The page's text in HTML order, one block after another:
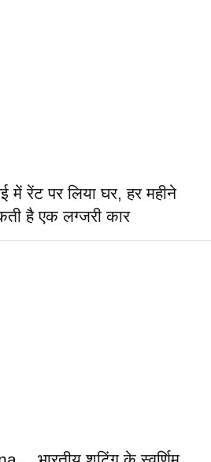
रेंट पर लिया घर, हर महीने
है एक लग्जरी कार